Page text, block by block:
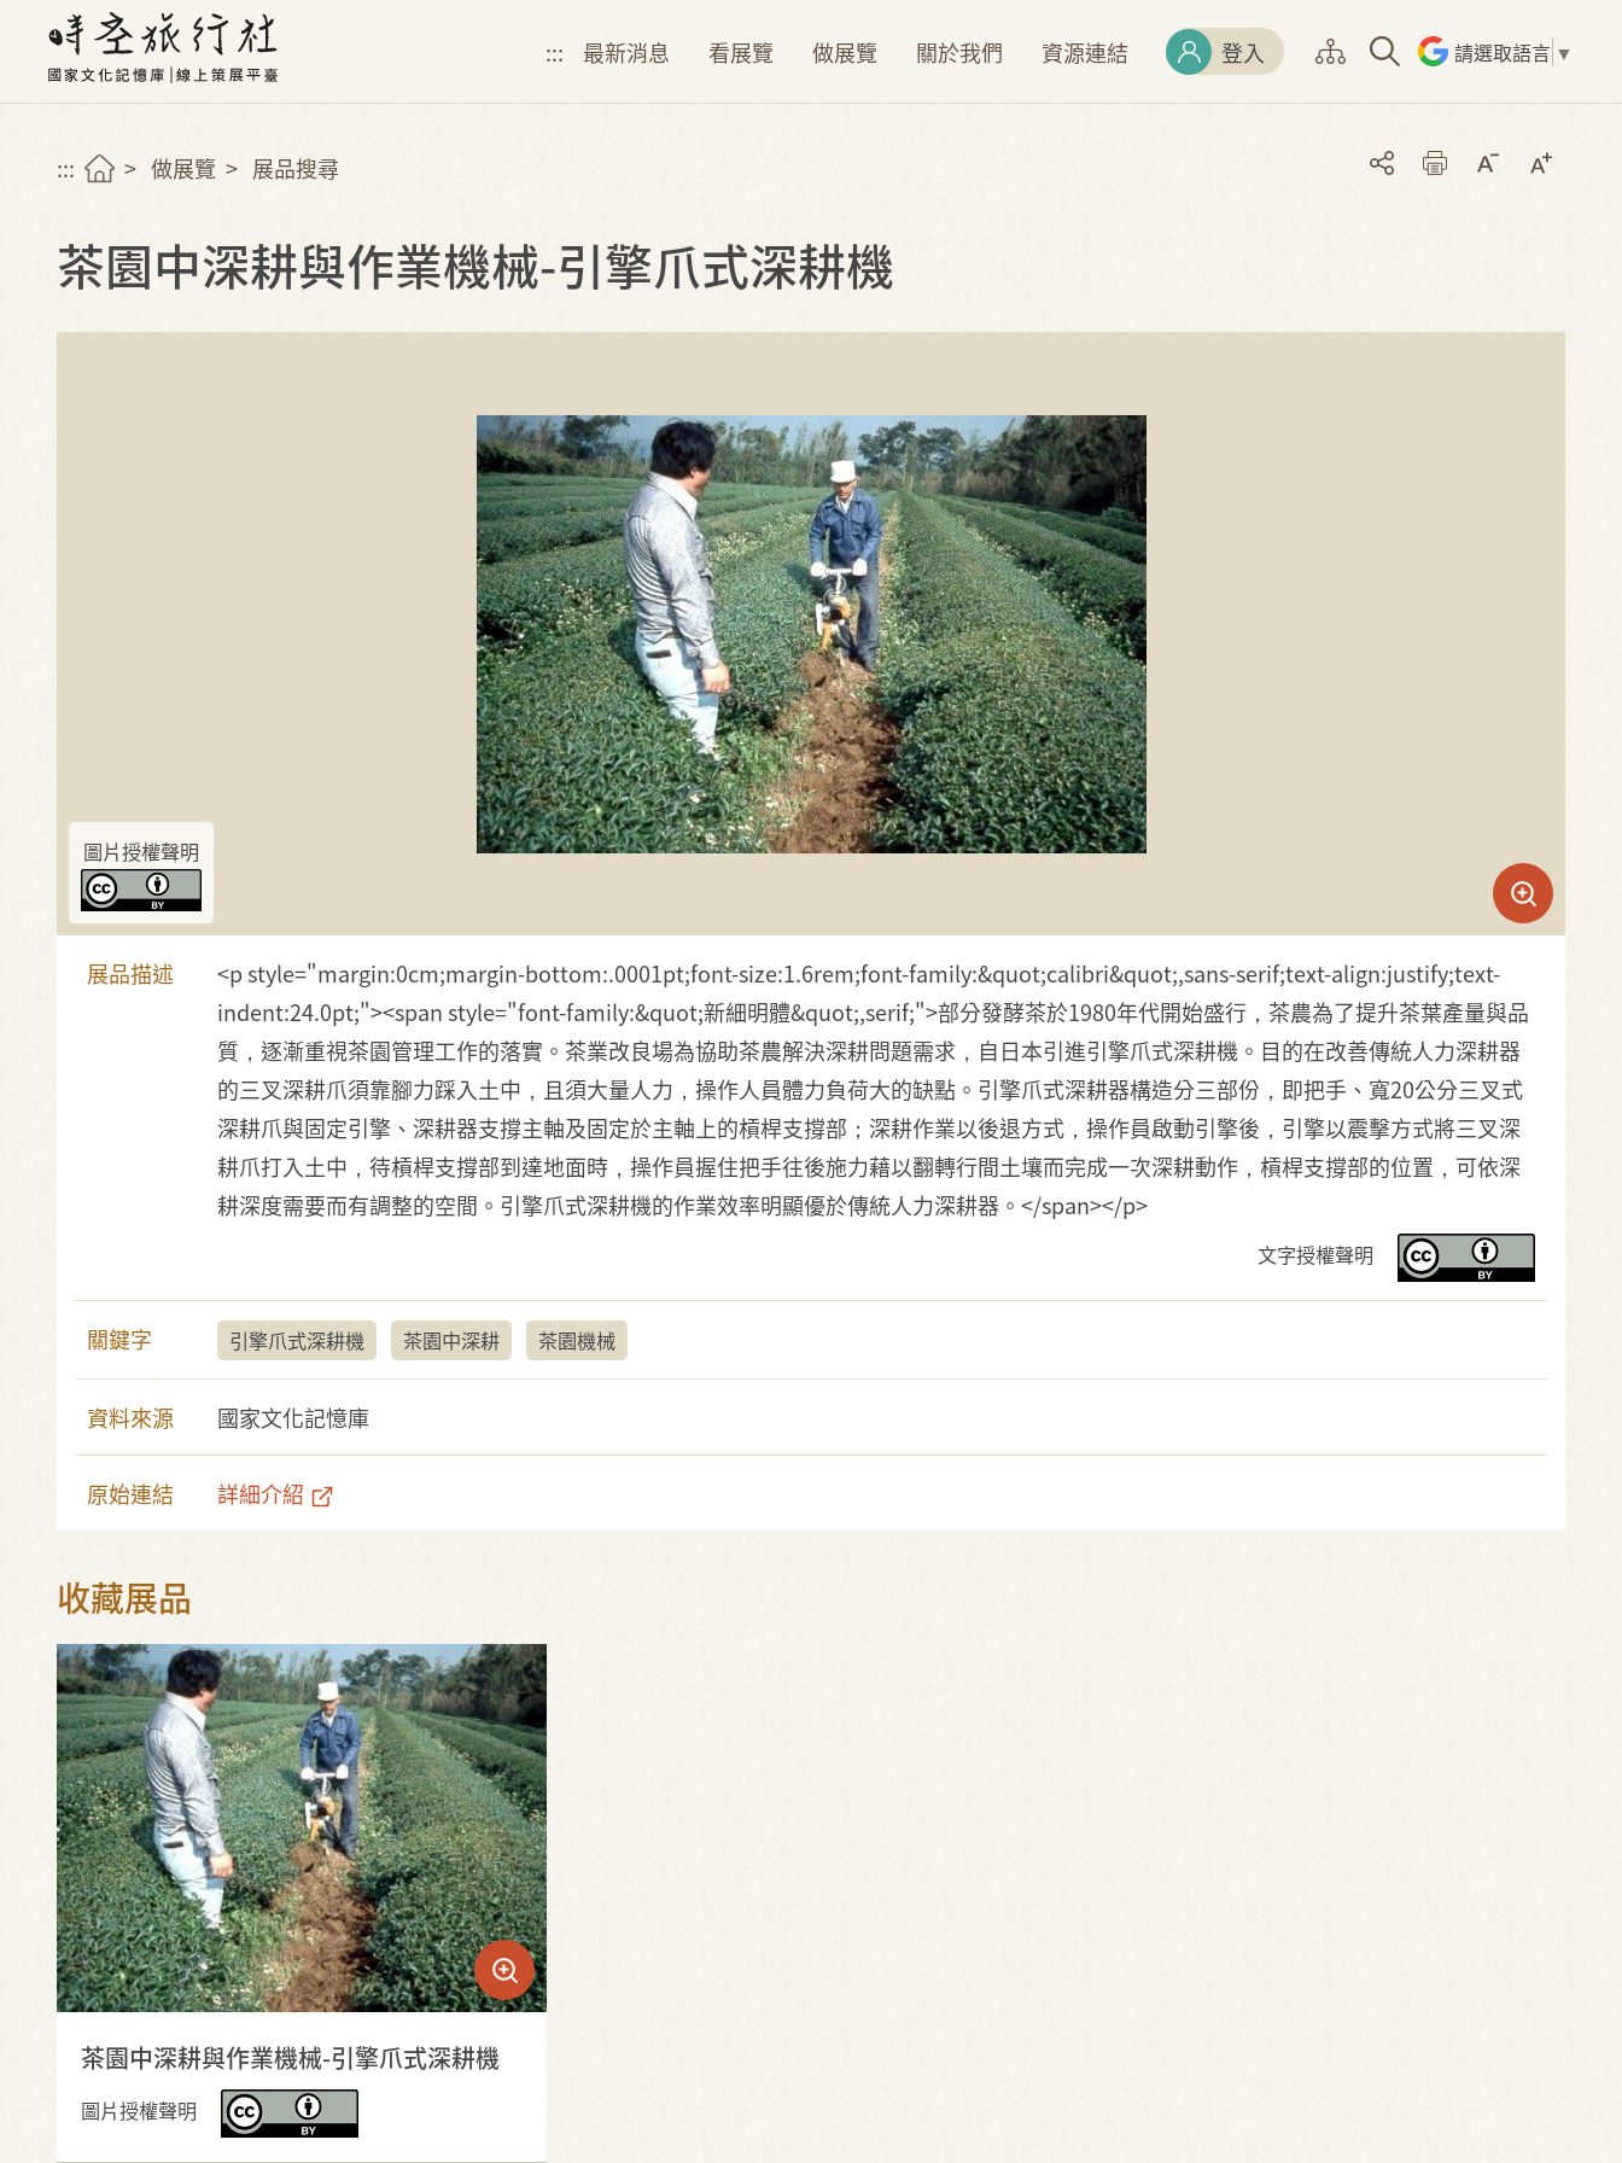
::: 最新消息 看展覽 做展覽 關於我們 資源連結 登入 請選取語言 ▼
::: 做展覽 展品搜尋
茶園中深耕與作業機械-引擎爪式深耕機
圖片授權聲明
展品描述
<p style="margin:0cm;margin-bottom:.0001pt;font-size:1.6rem;font-family:&quot;calibri&quot;,sans-serif;text-align:justify;text-
indent:24.0pt;"><span style="font-family:&quot;新細明體&quot;,serif;">部分發酵茶於1980年代開始盛行，茶農為了提升茶葉產量與品
質，逐漸重視茶園管理工作的落實。茶業改良場為協助茶農解決深耕問題需求，自日本引進引擎爪式深耕機。目的在改善傳統人力深耕器
的三叉深耕爪須靠腳力踩入土中，且須大量人力，操作人員體力負荷大的缺點。引擎爪式深耕器構造分三部份，即把手、寬20公分三叉式
深耕爪與固定引擎、深耕器支撐主軸及固定於主軸上的槓桿支撐部；深耕作業以後退方式，操作員啟動引擎後，引擎以震擊方式將三叉深
耕爪打入土中，待槓桿支撐部到達地面時，操作員握住把手往後施力藉以翻轉行間土壤而完成一次深耕動作，槓桿支撐部的位置，可依深
耕深度需要而有調整的空間。引擎爪式深耕機的作業效率明顯優於傳統人力深耕器。</span></p>
文字授權聲明
關鍵字 引擎爪式深耕機 茶園中深耕 茶園機械
資料來源 國家文化記憶庫
原始連結 詳細介紹
收藏展品
茶園中深耕與作業機械-引擎爪式深耕機
圖片授權聲明